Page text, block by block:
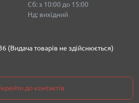
Сб: з 10:00 до 15:00
Нд: вихідний
(Видача товарів не здійснюється)
до контактів